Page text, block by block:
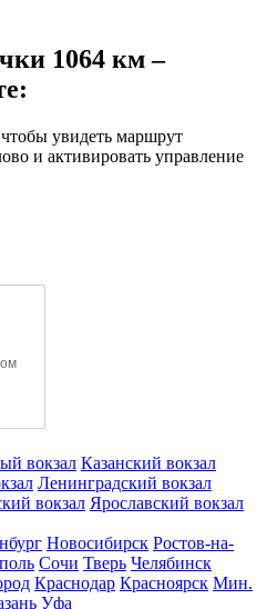
1064 км –
увидеть маршрут
и активировать управление
вокзал Казанский вокзал
Ленинградский вокзал
вокзал Ярославский вокзал
Новосибирск Ростов-на-
Сочи Тверь Челябинск
Краснодар Красноярск Мин.
Уфа